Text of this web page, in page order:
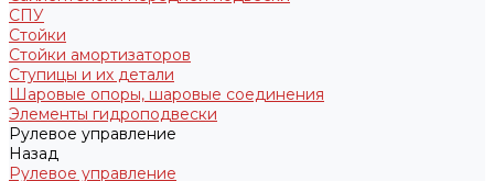
СПУ
Стойки
Стойки амортизаторов
Ступицы и их детали
Шаровые опоры, шаровые соединения
Элементы гидроподвески
Рулевое управление
Назад
Рулевое управление